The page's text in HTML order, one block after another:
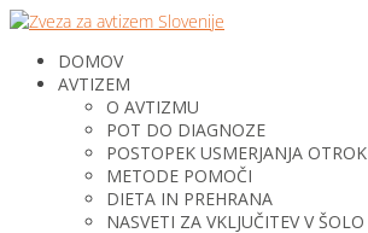
DOMOV
AVTIZEM
O AVTIZMU
POT DO DIAGNOZE
POSTOPEK USMERJANJA OTROK
METODE POMOČI
DIETA IN PREHRANA
NASVETI ZA VKLJUČITEV V ŠOLO